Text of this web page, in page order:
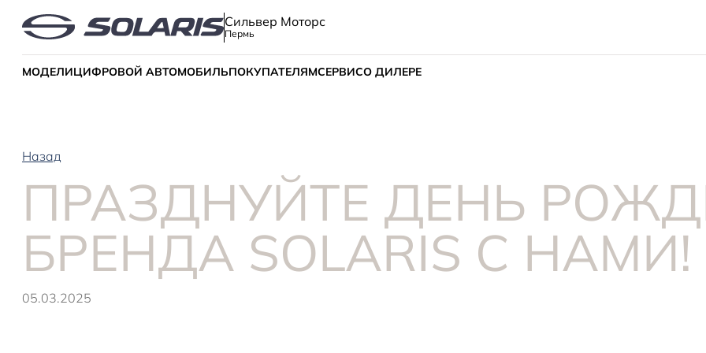
Сильвер Моторс
Пермь
МОДЕЛИЦИФРОВОЙ АВТОМОБИЛЬПОКУПАТЕЛЯМСЕРВИСО ДИЛЕРЕ
Назад
ПРАЗДНУЙТЕ ДЕНЬ
БРЕНДА SOLARIS С НАМИ!
05.03.2025